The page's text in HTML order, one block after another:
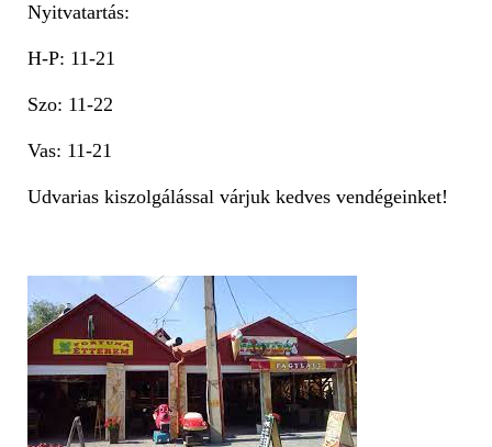
Nyitvatartás:
H-P: 11-21
Szo: 11-22
Vas: 11-21
Udvarias kiszolgálással várjuk kedves vendégeinket!